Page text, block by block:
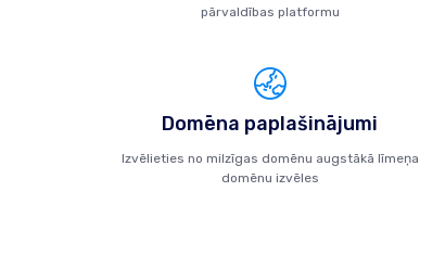
pārvaldības platformu
Domēna paplašinājumi
Izvēlieties no milzīgas domēnu augstākā līmeņa
domēnu izvēles